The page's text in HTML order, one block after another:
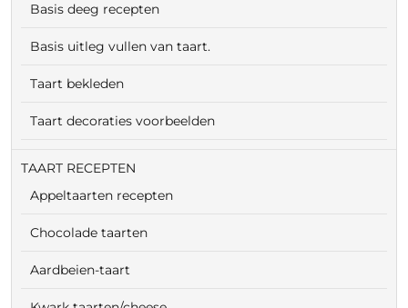
Basis deeg recepten
Basis uitleg vullen van taart.
Taart bekleden
Taart decoraties voorbeelden
TAART RECEPTEN
Appeltaarten recepten
Chocolade taarten
Aardbeien-taart